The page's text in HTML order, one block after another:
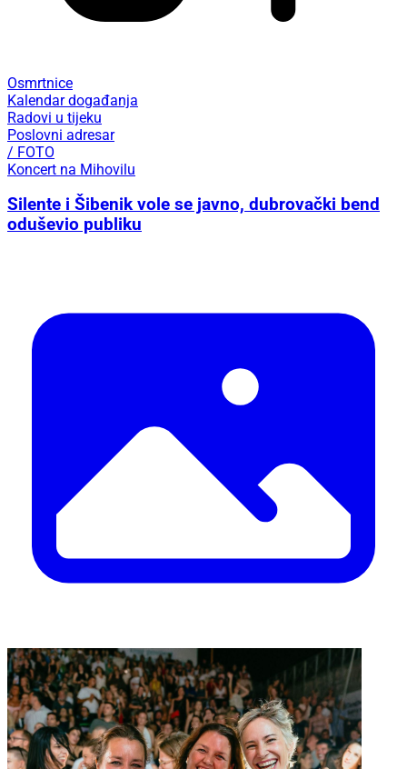
Osmrtnice
Kalendar događanja
Radovi u tijeku
Poslovni adresar
/ FOTO
Koncert na Mihovilu
Silente i Šibenik vole se javno, dubrovački bend
oduševio publiku